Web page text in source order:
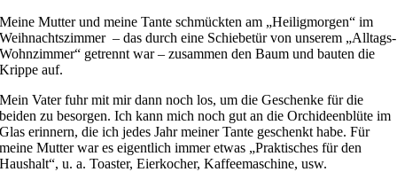
Meine Mutter und meine Tante schmücktenam „Heiligmorgen“im
Weihnachtszimmer – das durch eine Schiebetür von unserem „Alltags-
Wohnzimmer“ getrennt war –zusammen den Baum und bauten die
Krippe auf.
Mein Vater fuhr mit mir dann noch los, um die Geschenke für die
beiden zu besorgen. Ich kann mich noch gut an die Orchideenblüte im
Glas erinnern, die ich jedes Jahr meiner Tante geschenkt habe. Für
meine Mutter war es eigentlich immer etwas „Praktisches für den
Haushalt“, u. a. Toaster, Eierkocher, Kaffeemaschine, usw.